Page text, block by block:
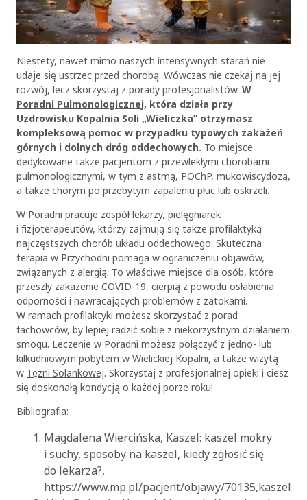
Niestety, nawet mimo naszych intensywnych starań nie
udaje się ustrzec przed chorobą. Wówczas nie czekaj na jej
rozwój, lecz skorzystaj z porady profesjonalistów. W
Poradni Pulmonologicznej, która działa przy
Uzdrowisku Kopalnia Soli „Wieliczka”otrzymasz
kompleksową pomoc w przypadku typowych zakażeń
górnych i dolnych dróg oddechowych. To miejsce
dedykowane także pacjentom z przewlekłymi chorobami
pulmonologicznymi, w tym z astmą, POChP, mukowiscydozą,
a także chorym po przebytym zapaleniu płuc lub oskrzeli.
W Poradni pracuje zespół lekarzy, pielęgniarek
i fizjoterapeutów, którzy zajmują się także profilaktyką
najczęstszych chorób układu oddechowego. Skuteczna
terapia w Przychodni pomaga w ograniczeniu objawów,
związanych z alergią. To właściwe miejsce dla osób, które
przeszły zakażenie COVID-19, cierpią z powodu osłabienia
odporności i nawracających problemów z zatokami.
W ramach profilaktyki możesz skorzystać z porad
fachowców, by lepiej radzić sobie z niekorzystnym działaniem
smogu. Leczenie w Poradni możesz połączyć z jedno- lub
kilkudniowym pobytem w Wielickiej Kopalni, a także wizytą
w Tężni Solankowej. Skorzystaj z profesjonalnej opieki i ciesz
się doskonałą kondycją o każdej porze roku!
Bibliografia:
Magdalena Wiercińska, Kaszel: kaszel mokry
i suchy, sposoby na kaszel, kiedy zgłosić się
do lekarza?,
https://www.mp.pl/pacjent/objawy/70135,kaszel